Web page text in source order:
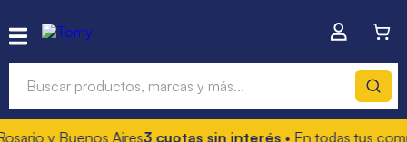
y Buenos Aires3 cuotas sin interés• En todas tus compras